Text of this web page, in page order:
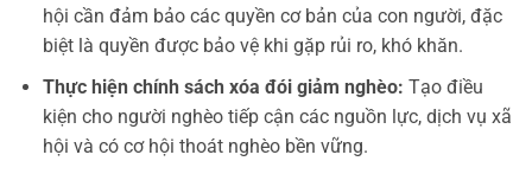
hội cần đảm bảo các quyền cơ bản của con người, đặc
biệt là quyền được bảo vệ khi gặp rủi ro, khó khăn.
Thực hiện chính sách xóa đói giảm nghèo: Tạo điều
kiện cho người nghèo tiếp cận các nguồn lực, dịch vụ xã
hội và có cơ hội thoát nghèo bền vững.